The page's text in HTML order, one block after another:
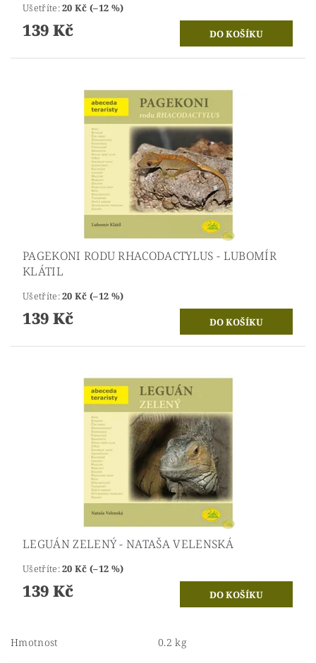
Ušetříte:20 Kč (–12 %)
139 Kč
PAGEKONI RODU RHACODACTYLUS - LUBOMÍR
KLÁTIL
Ušetříte:20 Kč (–12 %)
139 Kč
LEGUÁN ZELENÝ - NATAŠA VELENSKÁ
Ušetříte:20 Kč (–12 %)
139 Kč
Hmotnost 0.2 kg